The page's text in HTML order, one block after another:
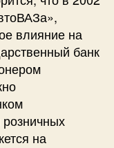
влияние на
банк
на